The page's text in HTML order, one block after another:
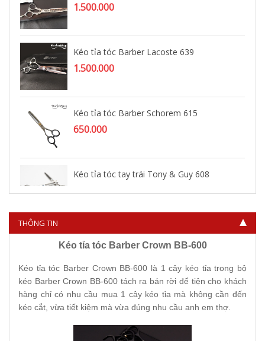
1.500.000
Kéo tỉa tóc Barber Lacoste 639
1.500.000
Kéo tỉa tóc Barber Schorem 615
650.000
Kéo tỉa tóc tay trái Tony & Guy 608
450.000
THÔNG TIN
Kéo tỉa tóc Barber Crown BB-600
Kéo tỉa tóc Barber Crown BB-600 là 1 cây kéo tỉa trong bộ
kéo Barber Crown BB-600 tách ra bán rời để tiện cho khách
hàng chỉ có nhu cầu mua 1 cây kéo tỉa mà không cần đến
kéo cắt, vừa tiết kiệm mà vừa đúng nhu cầu anh em thợ.